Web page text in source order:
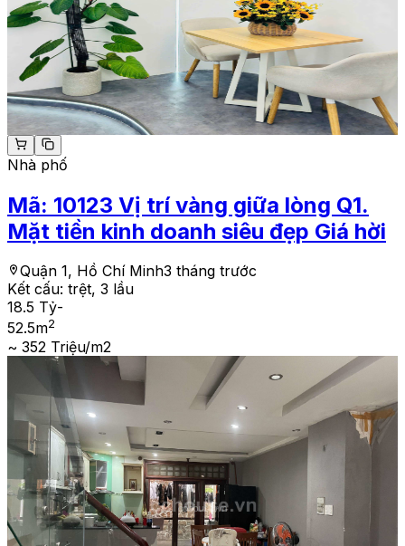
Nhà phố
Mã: 10123 Vị trí vàng giữa lòng Q1.
Mặt tiền kinh doanh siêu đẹp Giá hời
Quận 1, Hồ Chí Minh3 tháng trước
Kết cấu: trệt, 3 lầu
18.5 Tỷ-
52.5m2
~ 352 Triệu/m2